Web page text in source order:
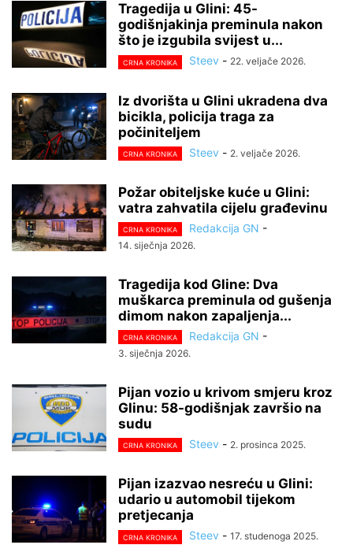
Tragedija u Glini: 45-
godišnjakinja preminula nakon
što je izgubila svijest u...
CRNA KRONIKA Steev - 22. veljače 2026.
Iz dvorišta u Glini ukradena dva
bicikla, policija traga za
počiniteljem
CRNA KRONIKA Steev - 2. veljače 2026.
Požar obiteljske kuće u Glini:
vatra zahvatila cijelu građevinu
CRNA KRONIKA Redakcija GN -
14. siječnja 2026.
Tragedija kod Gline: Dva
muškarca preminula od gušenja
dimom nakon zapaljenja...
CRNA KRONIKA Redakcija GN -
3. siječnja 2026.
Pijan vozio u krivom smjeru kroz
Glinu: 58-godišnjak završio na
sudu
CRNA KRONIKA Steev - 2. prosinca 2025.
Pijan izazvao nesreću u Glini:
udario u automobil tijekom
pretjecanja
CRNA KRONIKA Steev - 17. studenoga 2025.